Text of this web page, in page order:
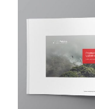
SZCZEGÓŁY